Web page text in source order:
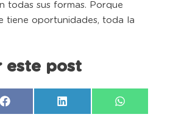
todas sus formas. Porque
tiene oportunidades, toda la
este post
Compartir
en
Facebook
Compartir
en
LinkedIn
Compartir
en